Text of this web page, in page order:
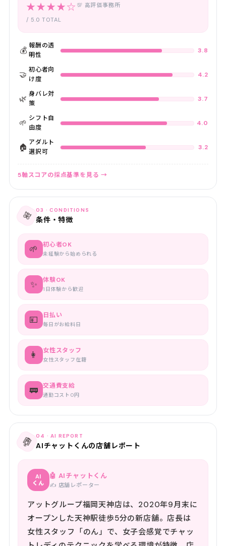
★★★★☆
/ 5.0 TOTAL
💯 高評価事務所
💰 報酬の透
明性
3.8
🤝 初心者向
け度
4.2
🌿 身バレ対
策
3.7
🌱 シフト自
由度
4.0
🏠 アダルト
選択可
3.2
5軸スコアの採点基準を見る →
🎀 03 · CONDITIONS
条件・特徴
🌱 初心者OK
未経験から始められる
✨ 体験OK
1日体験から歓迎
💴 日払い
毎日がお給料日
👩 女性スタッフ
女性スタッフ在籍
🚃 交通費支給
通勤コスト0円
🤖 04 · AI REPORT
AIチャットくんの店舗レポート
AI
くん
🤖 AIチャットくん
✍️ 店舗レポーター
アットグループ福岡天神店は、2020年9月末に
オープンした天神駅徒歩5分の新店舗。店長は
女性スタッフ「のん」で、女子会感覚でチャッ